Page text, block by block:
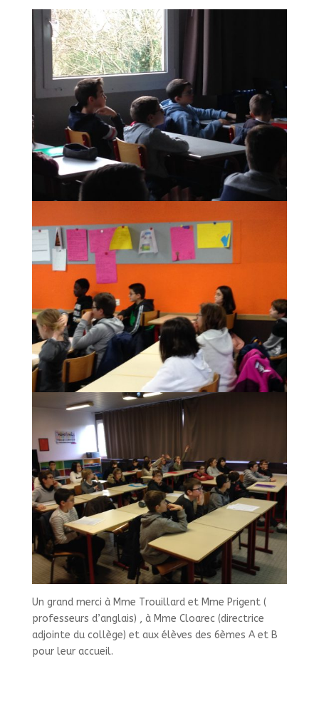
Un grand merci à Mme Trouillard et Mme Prigent (
professeurs d’anglais) , à Mme Cloarec (directrice
adjointe du collège) et aux élèves des 6èmes A et B
pour leur accueil.